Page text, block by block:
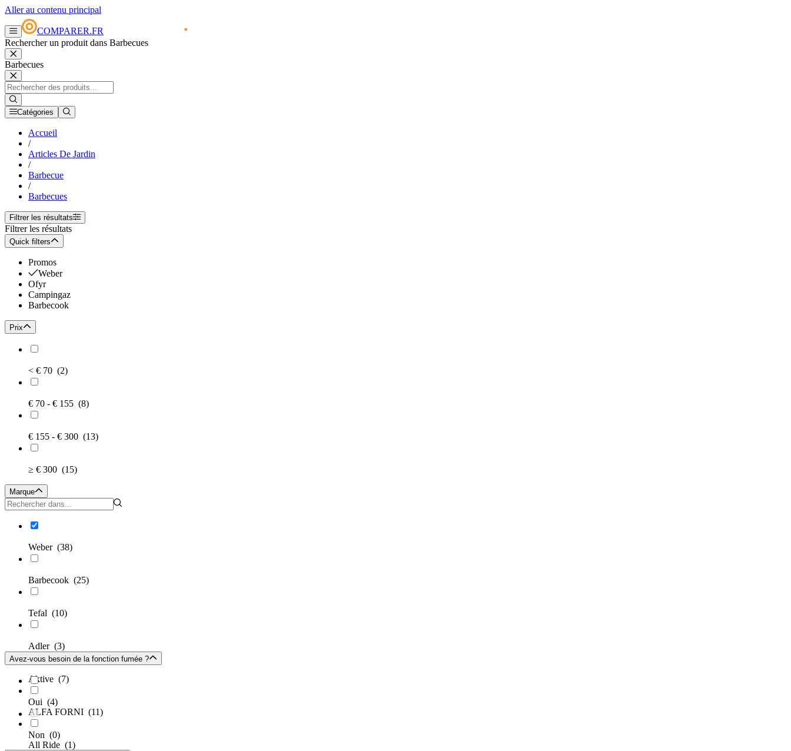
Aller au contenu principal
COMPARER.FR
Rechercher un produit dans Barbecues
Barbecues
Catégories
Accueil
/
Articles De Jardin
/
Barbecue
/
Barbecues
Filtrer les résultats
Filtrer les résultats
Quick filters
Promos
Weber
Ofyr
Campingaz
Barbecook
Prix
< € 70 (2)
€ 70 - € 155 (8)
€ 155 - € 300 (13)
≥ € 300 (15)
Marque
Weber (38)
Barbecook (25)
Tefal (10)
Adler (3)
Aktive (7)
ALFA FORNI (11)
All Ride (1)
Avez-vous besoin de la fonction fumée ?
Oui (4)
Non (0)